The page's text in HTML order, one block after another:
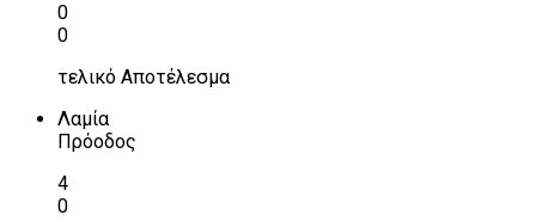
0
0
τελικό Αποτέλεσμα
Λαμία
Πρόοδος
4
0